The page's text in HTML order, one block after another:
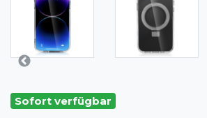
Sofort verfügbar